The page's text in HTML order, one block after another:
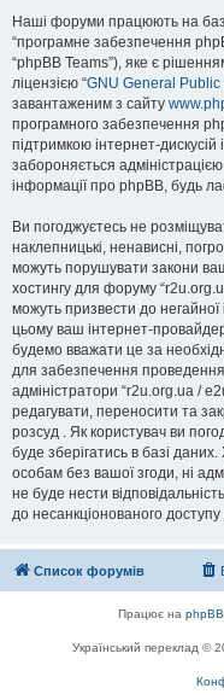
Наші форуми працюють на базі
“програмне забезпечення
“phpBB Teams”), яке є
ліцензією “GNU General Public
завантаженим з сайту
програмного забезпечення
підтримкою інтернет-
забороняється
інформації про phpBB, будь
Ви погоджуєтесь не
наклепницькі, ненависні,
можуть порушувати закони
хостингу для форуму
можуть призвести до негайної
цьому ваш інтернет-
будемо вважати це за
для забезпечення
адміністратори “r2u.org.ua /
редагувати, переносити та
розсуд . Як користувач ви
буде зберігатись в базі
особам без вашої згоди, ні
не буде нести
до несанкціонованого доступу
Список форумів
Працює на phpBB
Український переклад ©